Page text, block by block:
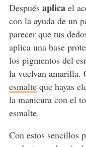
Despuésaplicael
con la ayuda de un
parecer que tus
aplica una base
los pigmentos del
la vuelvan amarilla.
esmalteque hayas
la manicura con el
esmalte.
Con estos sencillos